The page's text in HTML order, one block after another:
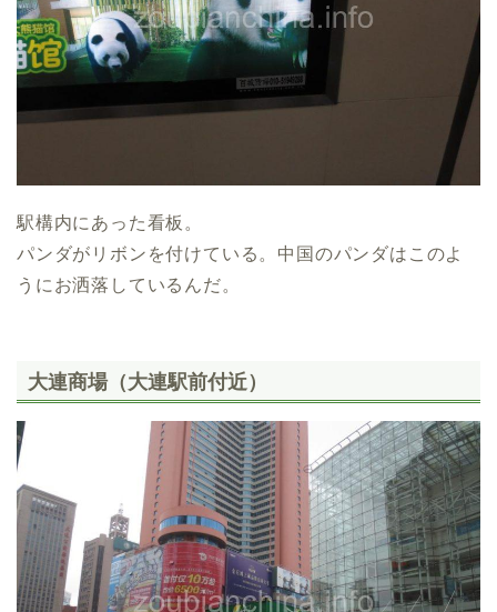
駅構内にあった看板。
パンダがリボンを付けている。中国のパンダはこのよ
うにお洒落しているんだ。
大連商場（大連駅前付近）